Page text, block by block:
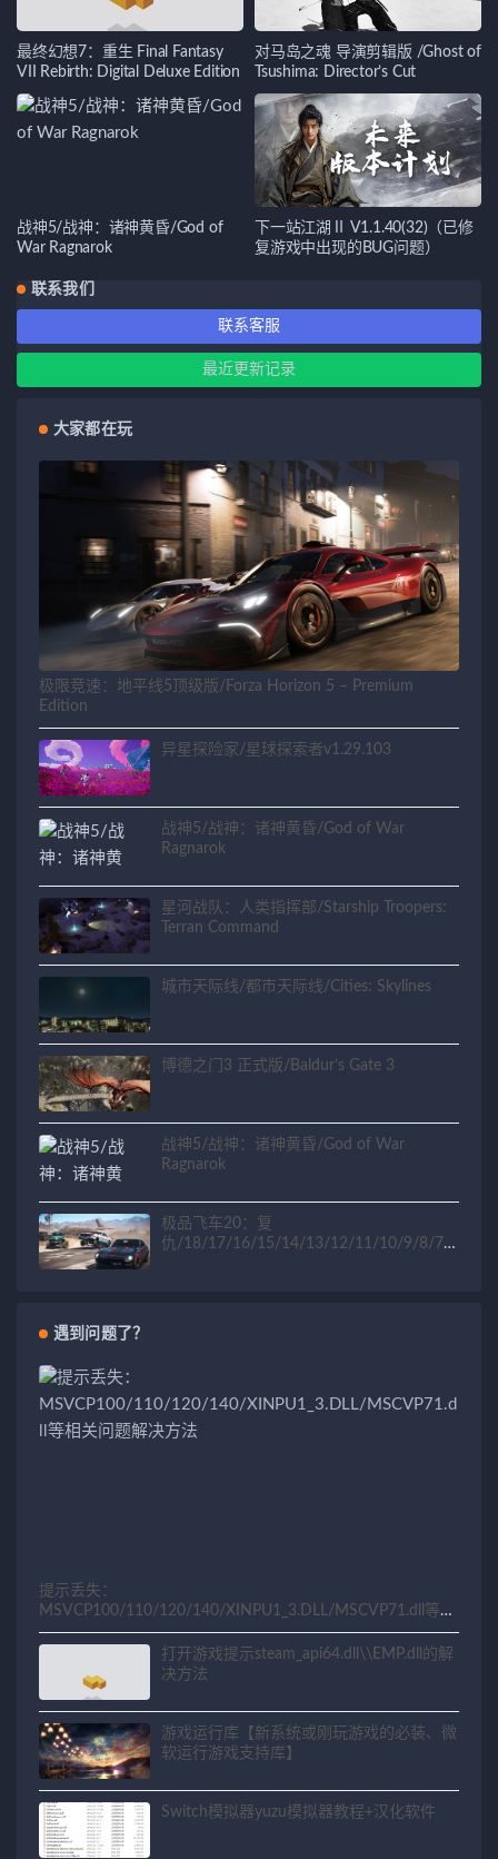
最终幻想7：重生 Final Fantasy
VII Rebirth: Digital Deluxe Edition
对马岛之魂 导演剪辑版 /Ghost of
Tsushima: Director’s Cut
战神5/战神：诸神黄昏/God of
War Ragnarok
下一站江湖Ⅱ V1.1.40(32)（已修
复游戏中出现的BUG问题）
联系我们
联系客服
最近更新记录
大家都在玩
极限竞速：地平线5顶级版/Forza Horizon 5 – Premium
Edition
异星探险家/星球探索者v1.29.103
战神5/战神：诸神黄昏/God of War
Ragnarok
星河战队：人类指挥部/Starship Troopers:
Terran Command
城市天际线/都市天际线/Cities: Skylines
博德之门3 正式版/Baldur’s Gate 3
战神5/战神：诸神黄昏/God of War
Ragnarok
极品飞车20：复
仇/18/17/16/15/14/13/12/11/10/9/8/7/6
遇到问题了？
提示丢失：
MSVCP100/110/120/140/XINPU1_3.DLL/MSCVP71.dll等相
关问题解决方法
打开游戏提示steam_api64.dll\\EMP.dll的解
决方法
游戏运行库【新系统或刚玩游戏的必装、微
软运行游戏支持库】
Switch模拟器yuzu模拟器教程+汉化软件